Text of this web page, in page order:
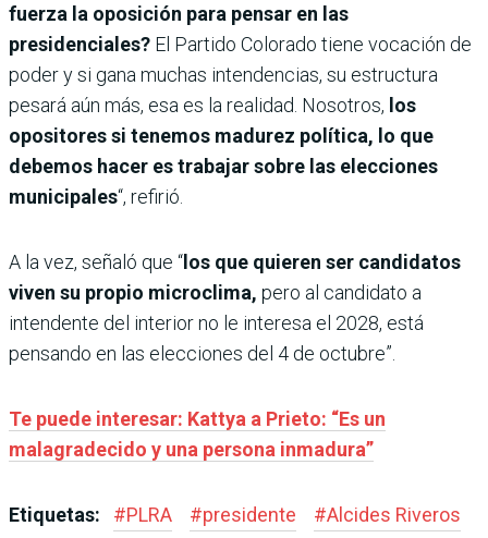
fuerza la oposición para pensar en las
presidenciales? El Partido Colorado tiene vocación de
poder y si gana muchas intendencias, su estructura
pesará aún más, esa es la realidad. Nosotros, los
opositores si tenemos madurez política, lo que
debemos hacer es trabajar sobre las elecciones
municipales“, refirió.
A la vez, señaló que “ los que quieren ser candidatos
viven su propio microclima, pero al candidato a
intendente del interior no le interesa el 2028, está
pensando en las elecciones del 4 de octubre”.
Te puede interesar: Kattya a Prieto: “Es un
malagradecido y una persona inmadura”
Etiquetas: #PLRA #presidente #Alcides Riveros